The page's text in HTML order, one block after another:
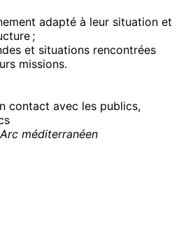
adapté à leur situation et
;
et situations rencontrées
missions.
contact avec les publics,
méditerranéen